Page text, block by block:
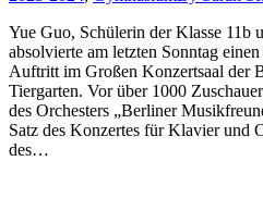
Yue Guo, Schülerin der Klasse 11b
absolvierte am letzten Sonntag
Auftritt im Großen Konzertsaal der
Tiergarten. Vor über 1000
des Orchesters „Berliner
Satz des Konzertes für Klavier und
des…